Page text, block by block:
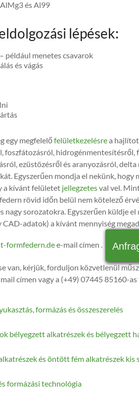
és Al99
lépések:
például menetes csavarok
és vágás
egy megfelelőfelületkezelésrea
foszfátozásról, hidrogénmentesítésről,
ezüstözésről és aranyozásról,
Egyszerűen mondja el nekünk,
a kívánt felületet jellegzetesval vel.
rövid időn belül nem kötelező
nagy sorozatokra. Egyszerűen küldje
adatok) a kívánt mennyiség
formfedern.dee-mail címen
van, kérjük, forduljon közvetlenül
címen vagy a (+49) 07445 85160-
formázás és összeszerelés
bélyegzett alkatrészek és bélyegzett
és öntött fém alkatrészek kis
formázási technológia